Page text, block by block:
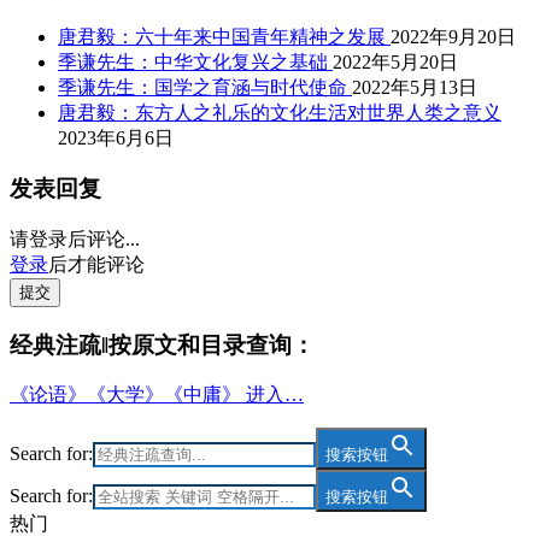
唐君毅：六十年来中国青年精神之发展 2022年9月20日
季谦先生：中华文化复兴之基础 2022年5月20日
季谦先生：国学之育涵与时代使命 2022年5月13日
唐君毅：东方人之礼乐的文化生活对世界人类之意义
2023年6月6日
发表回复
请登录后评论...
登录后才能评论
提交
经典注疏‖按原文和目录查询：
《论语》《大学》《中庸》 进入…
Search for: 搜索按钮
Search for: 搜索按钮
热门